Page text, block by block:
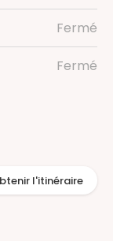
Fermé
Fermé
l'itinéraire